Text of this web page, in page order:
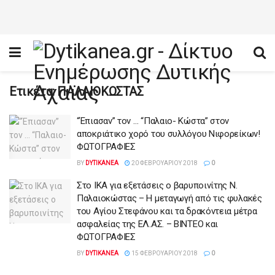
Ετικέτα:ΠΑΛΑΙΟΚΩΣΤΑΣ
“Έπιασαν” τον … “Παλαιο- Κώστα” στον
αποκριάτικο χορό του συλλόγου Νιφορείκων!
ΦΩΤΟΓΡΑΦΙΕΣ
BY DYTIKANEA 20 ΦΕΒΡΟΥΑΡΊΟΥ 2018 0
Στο ΙΚΑ για εξετάσεις ο βαρυποινίτης Ν.
Παλαιοκώστας – Η μεταγωγή από τις φυλακές
του Αγίου Στεφάνου και τα δρακόντεια μέτρα
ασφαλείας της ΕΛ.ΑΣ. – ΒΙΝΤΕΟ και
ΦΩΤΟΓΡΑΦΙΕΣ
BY DYTIKANEA 15 ΦΕΒΡΟΥΑΡΊΟΥ 2018 0